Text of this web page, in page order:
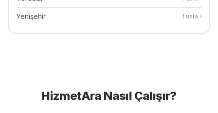
Yenişehir 1 usta ›
HizmetAra Nasıl Çalışır?